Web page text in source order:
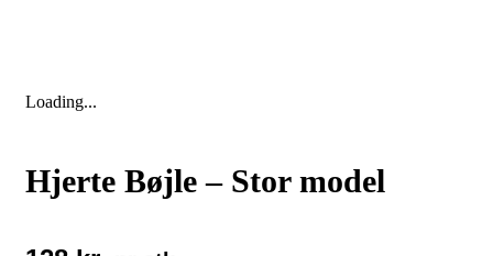
Loading...
Hjerte Bøjle – Stor model